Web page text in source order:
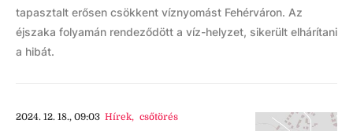
tapasztalt erősen csökkent víznyomást Fehérváron. Az
éjszaka folyamán rendeződött a víz-helyzet, sikerült elhárítani
a hibát.
2024. 12. 18., 09:03 Hírek, csőtörés